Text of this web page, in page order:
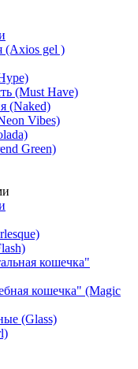
(Axios gel )
(Must Have)
(Naked)
Vibes)
Green)
кошечка"
кошечка" (Magic
(Glass)